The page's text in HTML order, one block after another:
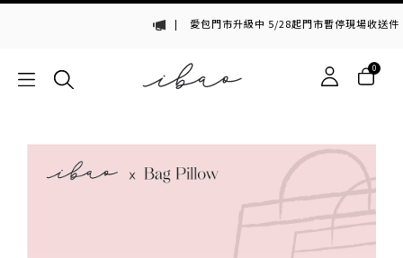
愛包門市升級中 5/28起門市暫停現場收送件・線
0